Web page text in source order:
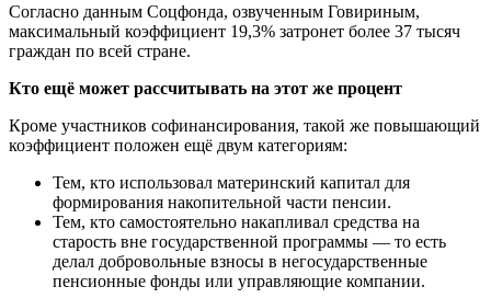
Согласно данным Соцфонда, озвученным Говириным,
максимальный коэффициент 19,3% затронет более 37 тысяч
граждан по всей стране.
Кто ещё может рассчитывать на этот же процент
Кроме участников софинансирования, такой же повышающий
коэффициент положен ещё двум категориям:
Тем, кто использовал материнский капитал для
формирования накопительной части пенсии.
Тем, кто самостоятельно накапливал средства на
старость вне государственной программы — то есть
делал добровольные взносы в негосударственные
пенсионные фонды или управляющие компании.